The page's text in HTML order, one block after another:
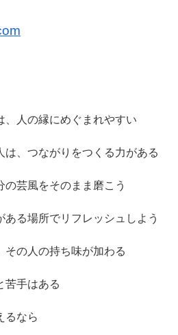
、人の縁にめぐまれやすい
は、つながりをつくる力がある
芸風をそのまま磨こう
る場所でリフレッシュしよう
その人の持ち味が加わる
苦手はある
るなら